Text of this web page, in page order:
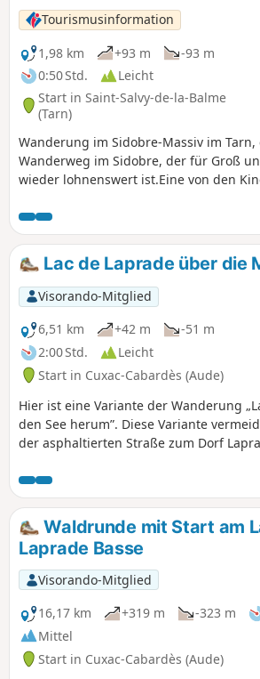
Tourismusinformation
1,98 km
+93 m
-93 m
0:50 Std.
Leicht
Start in Saint-Salvy-de-la-Balme
(Tarn)
Wanderung im Sidobre-Massiv im
Wanderweg im Sidobre, der für Groß
wieder lohnenswert ist.Eine von den
des Sidobre.Entdecken Sie die
Sidobre, wie den Chapeau de Napoléon
oder den Chaos de la Balme, inmitten
den Spuren der wichtigsten Legenden
Überresten, die die alten Steinmetze zu
Jahrhunderts hinterlassen haben.
Lac de Laprade über die
Visorando-Mitglied
6,51 km
+42 m
-51 m
2:00 Std.
Leicht
Start in Cuxac-Cabardès (Aude)
Hier ist eine Variante der Wanderung
den See herum”. Diese Variante
der asphaltierten Straße zum Dorf
angenehmen Spaziergang auf Stegen.
Waldrunde mit Start am
Laprade Basse
Visorando-Mitglied
16,17 km
+319 m -323 m
Mittel
Start in Cuxac-Cabardès (Aude)